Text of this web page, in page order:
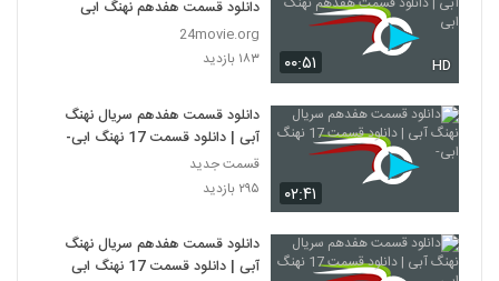
۰۰:۵۱ HD
دانلود قسمت هفدهم نهنگ ابی
24movie.org
۱۸۳ بازدید
۰۲:۴۱
دانلود قسمت هفدهم سریال نهنگ
آبی | دانلود قسمت 17 نهنگ ابی-
قسمت جدید
۲۹۵ بازدید
دانلود قسمت هفدهم سریال نهنگ
آبی | دانلود قسمت 17 نهنگ ابی